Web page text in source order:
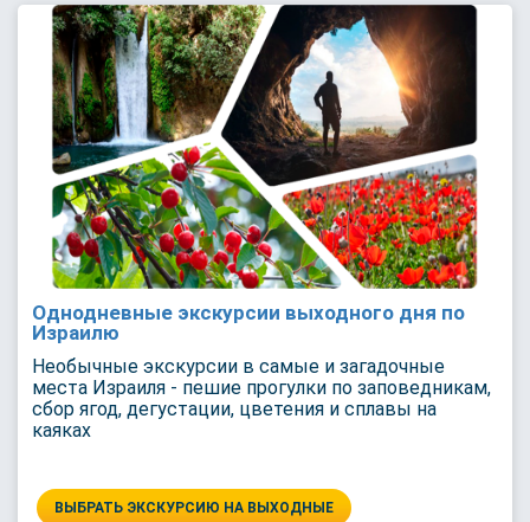
Однодневные экскурсии выходного дня по
Израилю
Необычные экскурсии в самые и загадочные
места Израиля - пешие прогулки по заповедникам,
сбор ягод, дегустации, цветения и сплавы на
каяках
ВЫБРАТЬ ЭКСКУРСИЮ НА ВЫХОДНЫЕ